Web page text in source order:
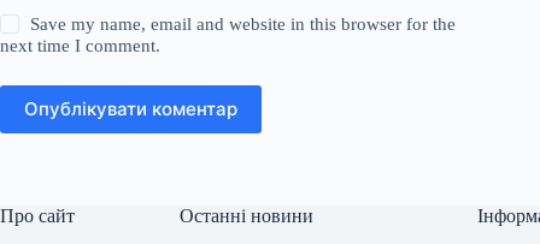
Save my name, email and website in this browser for the
next time I comment.
Опублікувати коментар
Про сайт Останні новини